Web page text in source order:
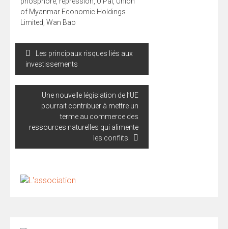
of Myanmar Economic Holdings
Limited Wan Bao
Navigation
l’article
Les principaux risques liés aux
investissements
Une nouvelle législation de l’UE
pourrait contribuer à mettre un
terme au commerce des
ressources naturelles qui alimente
les conflits